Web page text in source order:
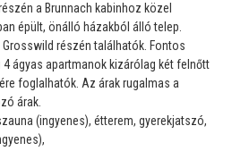
a Brunnach kabinhoz közel
épült, önálló házakból álló telep.
részén találhatók. Fontos
ágyas apartmanok kizárólag két felnőtt
foglalhatók. Az árak rugalmas a
árak.
(ingyenes), étterem, gyerekjatszó,